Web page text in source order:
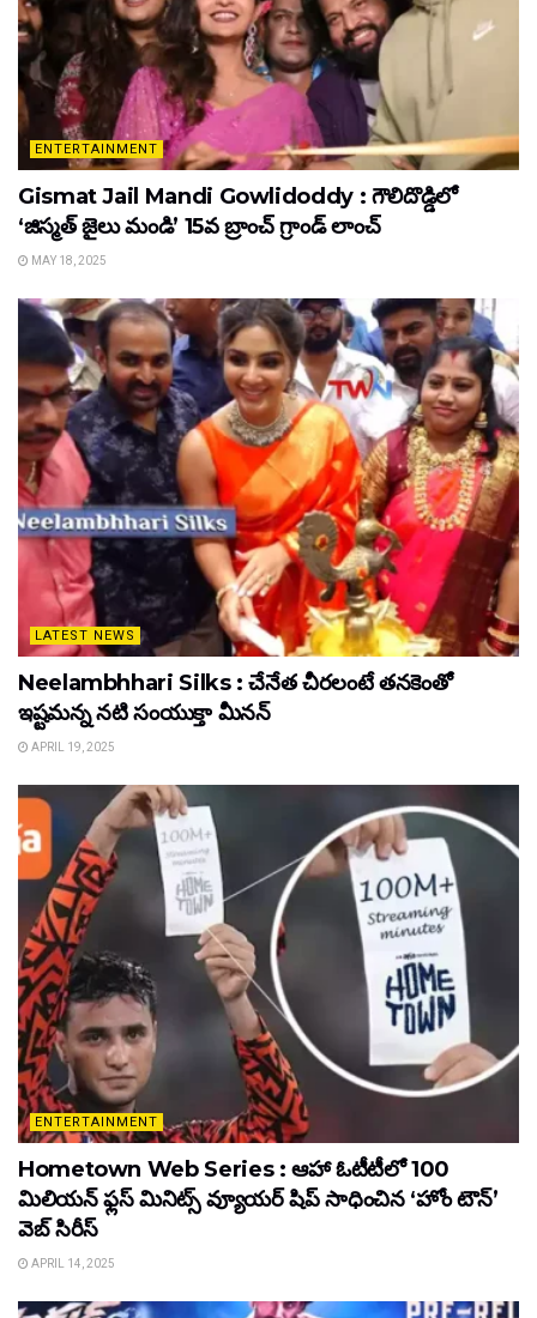
ENTERTAINMENT
Gismat Jail Mandi Gowlidoddy : గౌలిదొడ్డిలో
‘జిస్మత్ జైలు మండి’ 15వ బ్రాంచ్ గ్రాండ్ లాంచ్
MAY 18, 2025
LATEST NEWS
Neelambhhari Silks : చేనేత చీరలంటే తనకెంతో
ఇష్టమన్న నటి సంయుక్తా మీనన్‌
APRIL 19, 2025
ENTERTAINMENT
Hometown Web Series : ఆహా ఓటీటీలో 100
మిలియన్ ఫ్లస్ మినిట్స్ వ్యూయర్ షిప్ సాధించిన ‘హోం టౌన్’
వెబ్ సిరీస్
APRIL 14, 2025